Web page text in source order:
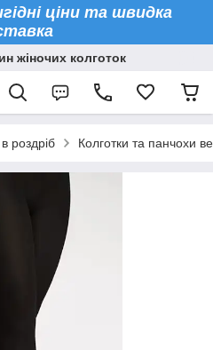
ціни та швидка
жіночих колготок
роздріб Колготки та панчохи